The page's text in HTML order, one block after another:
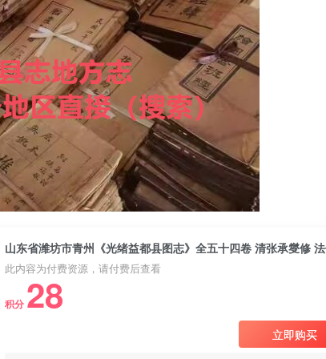
此内容为付费资源，请付费后查看
积分 28
立即购买